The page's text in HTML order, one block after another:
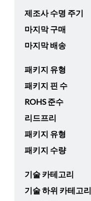
제조사 수명 주기
마지막 구매
마지막 배송
패키지 유형
패키지 핀 수
ROHS 준수
리드프리
패키지 유형
패키지 수량
기술 카테고리
기술 하위 카테고리